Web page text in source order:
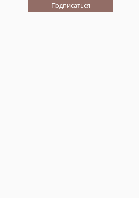
Подписаться